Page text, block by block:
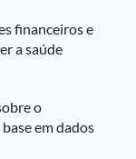
financeiros e
a saúde
o
em dados